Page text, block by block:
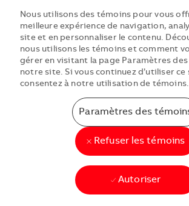
Nous utilisons des témoins pour vous
meilleure expérience de navigation,
site et en personnaliser le contenu.
nous utilisons les témoins et comment
gérer en visitant la page Paramètres
notre site. Si vous continuez d’utiliser ce
consentez à notre utilisation de témoins.
Paramètres des
Refuser les témoins
Autoriser